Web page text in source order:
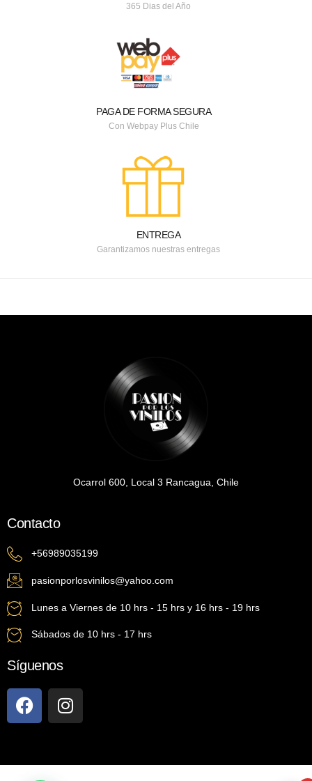
365 Dias del Año
PAGA DE FORMA SEGURA
Con Webpay Plus Chile
ENTREGA
Garantizamos nuestras entregas
Ocarrol 600, Local 3 Rancagua, Chile
Contacto
+56989035199
pasionporlosvinilos@yahoo.com
Lunes a Viernes de 10 hrs - 15 hrs y 16 hrs - 19 hrs
Sábados de 10 hrs - 17 hrs
Síguenos